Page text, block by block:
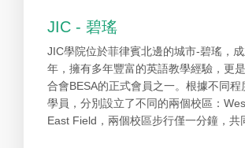
JIC - 碧瑤
JIC學院位於菲律賓北邊的城市-碧瑤，
年，擁有多年豐富的英語教學經驗，更
合會BESA的正式會員之一。根據不同程
學員，分別設立了不同的兩個校區：
East Field，兩個校區步行僅一分鐘，共